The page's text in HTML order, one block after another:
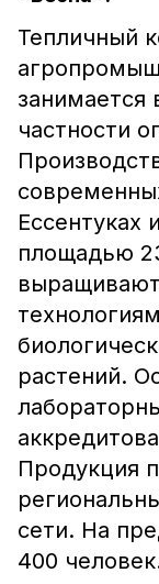
Тепличный
частности
Ессентуках
площадью
растений.
Продукция
сети. На
400